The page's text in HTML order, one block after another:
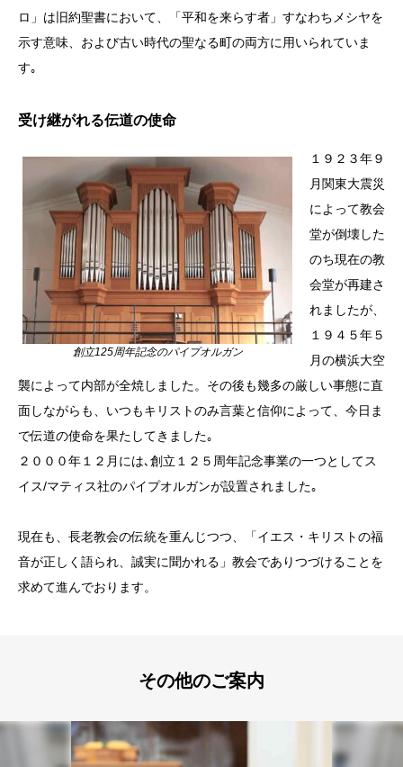
ロ」は旧約聖書において、「平和を来らす者」すなわちメシヤを
示す意味、および古い時代の聖なる町の両方に用いられていま
す｡
受け継がれる伝道の使命
創立125周年記念のパイプオルガン
１９２３年９
月関東大震災
によって教会
堂が倒壊した
のち現在の教
会堂が再建さ
れましたが、
１９４５年５
月の横浜大空
襲によって内部が全焼しました。その後も幾多の厳しい事態に直
面しながらも、いつもキリストのみ言葉と信仰によって、今日ま
で伝道の使命を果たしてきました｡
２０００年１２月には､創立１２５周年記念事業の一つとしてス
イス/マティス社のパイプオルガンが設置されました｡
現在も、長老教会の伝統を重んじつつ、「イエス・キリストの福
音が正しく語られ、誠実に聞かれる」教会でありつづけることを
求めて進んでおります。
その他のご案内